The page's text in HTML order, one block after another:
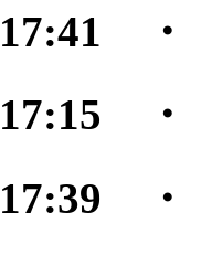
17:41 ・
17:15 ・
17:39 ・